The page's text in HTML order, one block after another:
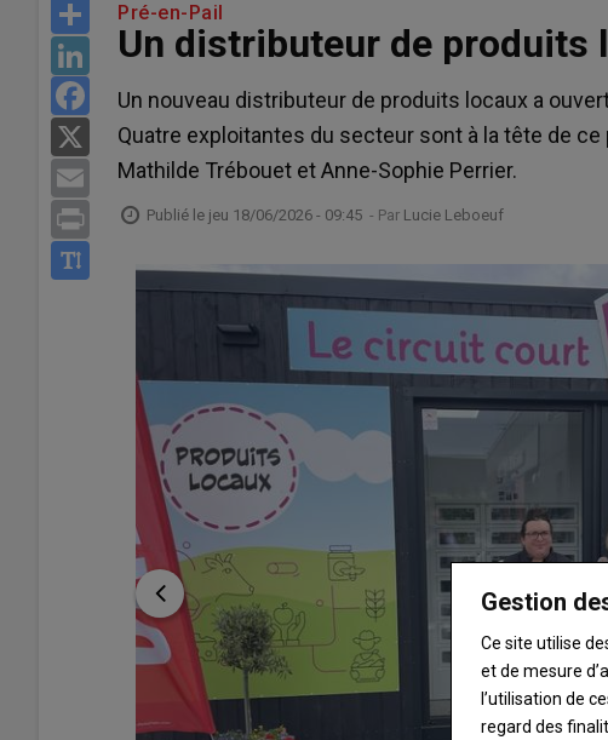
Share
LinkedIn
Facebook
Email
Print
Pré-en-Pail
Un distributeur de produits
Un nouveau distributeur de produits locaux a
Quatre exploitantes du secteur sont à la tête de
Mathilde Trébouet et Anne-Sophie Perrier.
Publié le jeu 18/06/2026 - 09:45 - Par Lucie Leboeuf
Gestion
Ce site utilise
et de mesure
l’utilisation de
regard des